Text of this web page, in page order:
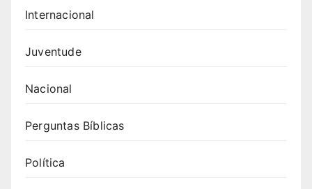
Internacional
Juventude
Nacional
Perguntas Bíblicas
Política